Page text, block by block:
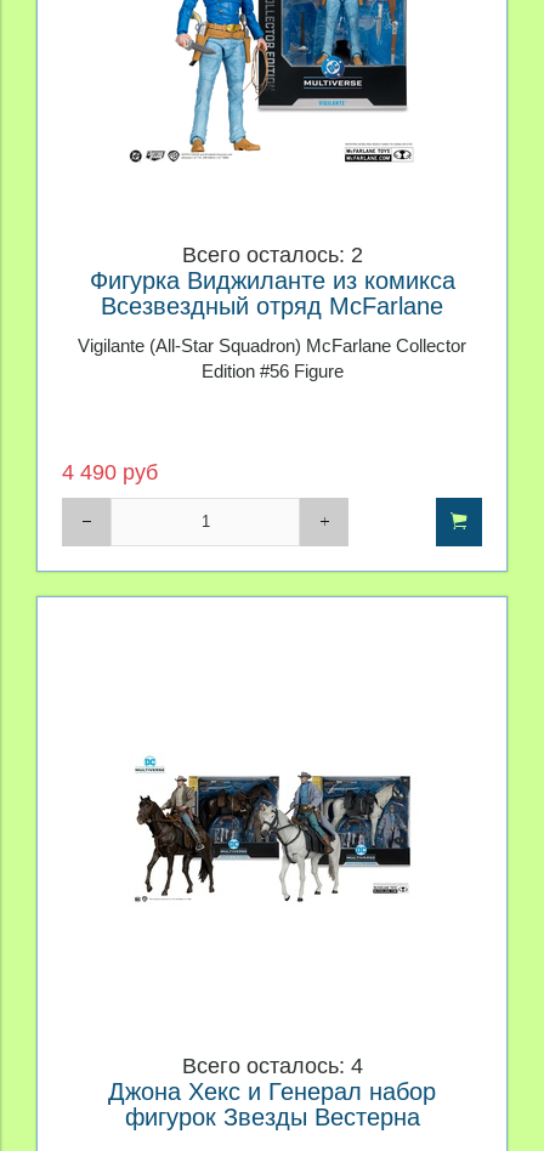
Всего осталось: 2
Фигурка Виджиланте из комикса
Всезвездный отряд McFarlane
Vigilante (All-Star Squadron) McFarlane Collector
Edition #56 Figure
4 490 руб
Всего осталось: 4
Джона Хекс и Генерал набор
фигурок Звезды Вестерна